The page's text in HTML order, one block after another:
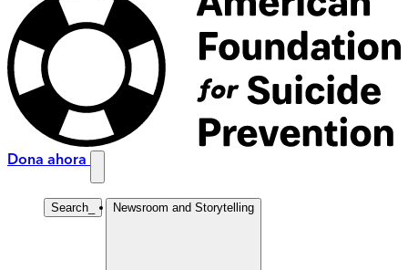
Dona ahora
Search Newsroom and Storytelling